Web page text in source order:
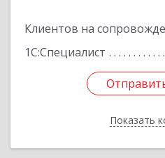
Клиентов на
1С:Специалист
Показать